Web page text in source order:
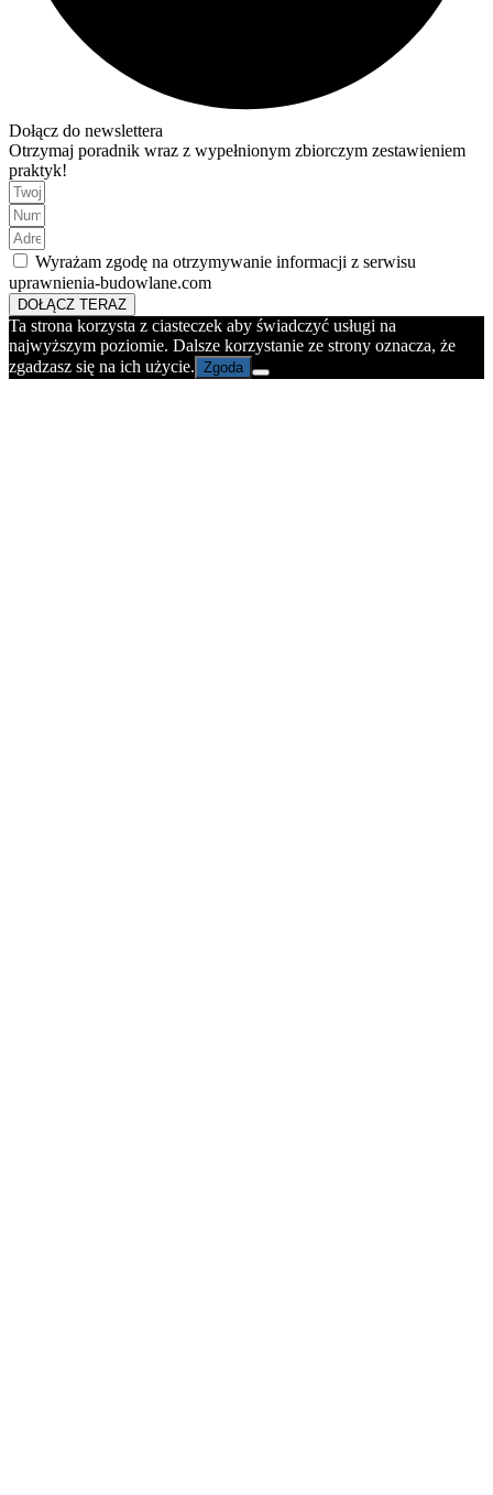
Dołącz do newslettera
Otrzymaj poradnik wraz z wypełnionym zbiorczym zestawieniem
praktyk!
Wyrażam zgodę na otrzymywanie informacji z serwisu
uprawnienia-budowlane.com
DOŁĄCZ TERAZ
Ta strona korzysta z ciasteczek aby świadczyć usługi na
najwyższym poziomie. Dalsze korzystanie ze strony oznacza, że
zgadzasz się na ich użycie. Zgoda